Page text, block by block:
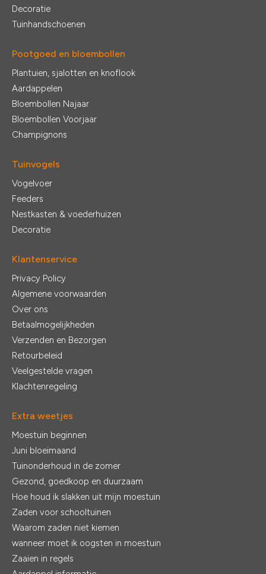
Decoratie
Tuinhandschoenen
Pootgoed en bloembollen
Plantuien, sjalotten en knoflook
Aardappelen
Bloembollen Najaar
Bloembollen Voorjaar
Champignons
Tuinvogels
Vogelvoer
Feeders
Nestkasten & voederhuizen
Decoratie
Klantenservice
Privacy Policy
Algemene voorwaarden
Over ons
Betaalmogelijkheden
Verzenden en Bezorgen
Retourbeleid
Veelgestelde vragen
Klachtenregeling
Extra weetjes
Moestuin beginnen
Juni bloeimaand
Tuinonderhoud in de zomer
Gezond, goedkoop en duurzaam
Hoe houd ik slakken uit mijn moestuin
Zaden voor schooltuinen
Waarom zaden niet kiemen
wanneer moet ik oogsten in moestuin
Zaaien in regels